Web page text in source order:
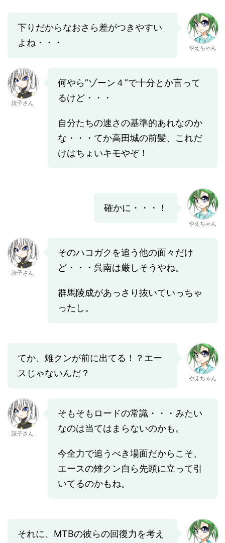
下りだからなおさら差がつきやすい
よね・・・
やえちゃん
読子さん
何やら”ゾーン４”で十分とか言って
るけど・・・
自分たちの速さの基準的あれなのか
な・・・てか高田城の前髪、これだ
けはちょいキモやぞ！
確かに・・・！
やえちゃん
読子さん
そのハコガクを追う他の面々だけ
ど・・・呉南は厳しそうやね。
群馬陵成があっさり抜いていっちゃ
ったし。
てか、雉クンが前に出てる！？エー
スじゃないんだ？
やえちゃん
読子さん
そもそもロードの常識・・・みたい
なのは当てはまらないのかも。
今全力で追うべき場面だからこそ、
エースの雉クン自ら先頭に立って引
いてるのかもね。
それに、MTBの彼らの回復力を考え